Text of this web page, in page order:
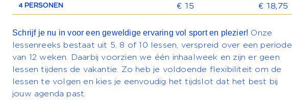
4 PERSONEN € 15 € 18,75
Schrijf je nu in voor een geweldige ervaring vol sport en plezier! Onze
lessenreeks bestaat uit 5, 8 of 10 lessen, verspreid over een periode
van 12 weken. Daarbij voorzien we één inhaalweek en zijn er geen
lessen tijdens de vakantie. Zo heb je voldoende flexibiliteit om de
lessen te volgen en kies je eenvoudig het tijdslot dat het best bij
jouw agenda past.